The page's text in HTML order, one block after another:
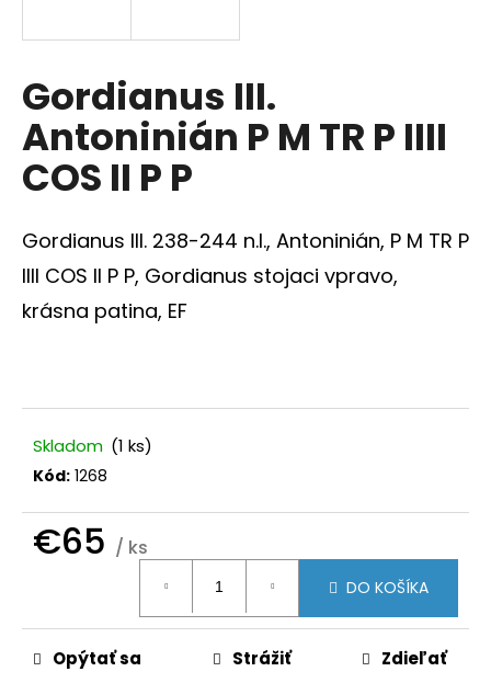
Gordianus III.
Antoninián P M TR P IIII
COS II P P
Gordianus III. 238-244 n.l., Antoninián, P M TR P
IIII COS II P P, Gordianus stojaci vpravo,
krásna patina, EF
Skladom (1 ks)
Kód: 1268
€65 / ks
DO KOŠÍKA
Opýtať sa Strážiť Zdieľať
s
ť
?
p
ú
č
a
m